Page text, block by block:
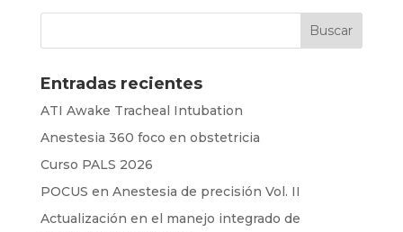
Entradas recientes
ATI Awake Tracheal Intubation
Anestesia 360 foco en obstetricia
Curso PALS 2026
POCUS en Anestesia de precisión Vol. II
Actualización en el manejo integrado de